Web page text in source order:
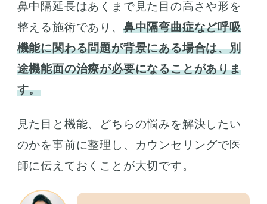
鼻中隔延長はあくまで見た目の高さや形を
整える施術であり、 鼻中隔弯曲症など呼吸
機能に関わる問題が背景にある場合は、別
途機能面の治療が必要になることがありま
す。
見た目と機能、どちらの悩みを解決したい
のかを事前に整理し、カウンセリングで医
師に伝えておくことが大切です。